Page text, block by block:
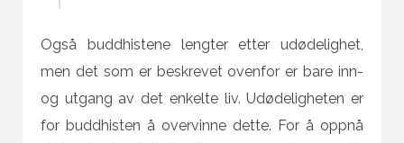
Også buddhistene lengter etter udødelighet,
men det som er beskrevet ovenfor er bare inn-
og utgang av det enkelte liv. Udødeligheten er
for buddhisten å overvinne dette. For å oppnå